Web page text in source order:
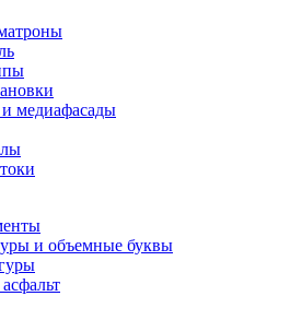
медиафасады
и объемные буквы